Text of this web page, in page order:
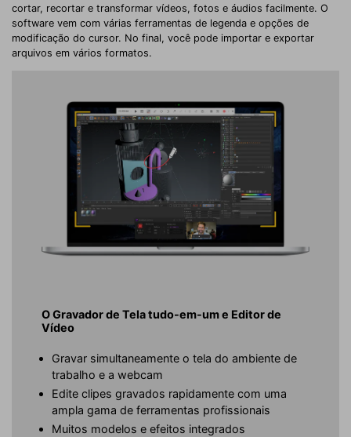
cortar, recortar e transformar vídeos, fotos e áudios facilmente. O
software vem com várias ferramentas de legenda e opções de
modificação do cursor. No final, você pode importar e exportar
arquivos em vários formatos.
O Gravador de Tela tudo-em-um e Editor de
Vídeo
Gravar simultaneamente o tela do ambiente de
trabalho e a webcam
Edite clipes gravados rapidamente com uma
ampla gama de ferramentas profissionais
Muitos modelos e efeitos integrados